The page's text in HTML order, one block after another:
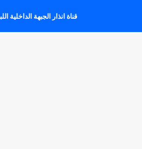
قناة انذار الجبهة الداخلية